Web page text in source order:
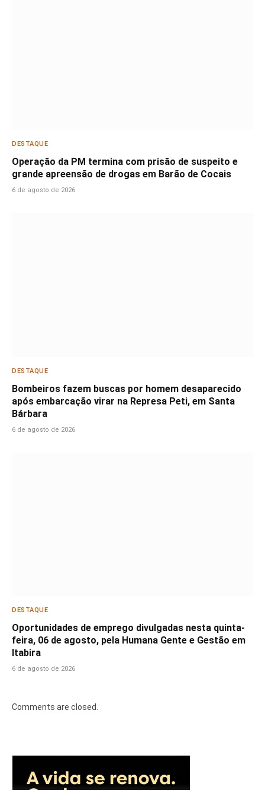
DESTAQUE
Operação da PM termina com prisão de suspeito e
grande apreensão de drogas em Barão de Cocais
6 de agosto de 2026
DESTAQUE
Bombeiros fazem buscas por homem desaparecido
após embarcação virar na Represa Peti, em Santa
Bárbara
6 de agosto de 2026
DESTAQUE
Oportunidades de emprego divulgadas nesta quinta-
feira, 06 de agosto, pela Humana Gente e Gestão em
Itabira
6 de agosto de 2026
Comments are closed.